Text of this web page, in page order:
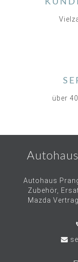
über
Autohaus
Zubehör,
Mazda